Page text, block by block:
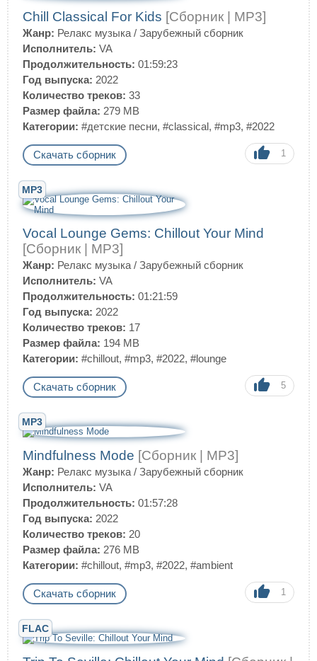
Chill Classical For Kids [Сборник | MP3]
Жанр: Релакс музыка / Зарубежный сборник
Исполнитель: VA
Продолжительность: 01:59:23
Год выпуска: 2022
Количество треков: 33
Размер файла: 279 MB
Категории: #детские песни, #classical, #mp3, #2022
Скачать сборник 1
MP3
Vocal Lounge Gems: Chillout Your Mind
[Сборник | MP3]
Жанр: Релакс музыка / Зарубежный сборник
Исполнитель: VA
Продолжительность: 01:21:59
Год выпуска: 2022
Количество треков: 17
Размер файла: 194 MB
Категории: #chillout, #mp3, #2022, #lounge
Скачать сборник 5
MP3
Mindfulness Mode [Сборник | MP3]
Жанр: Релакс музыка / Зарубежный сборник
Исполнитель: VA
Продолжительность: 01:57:28
Год выпуска: 2022
Количество треков: 20
Размер файла: 276 MB
Категории: #chillout, #mp3, #2022, #ambient
Скачать сборник 1
FLAC